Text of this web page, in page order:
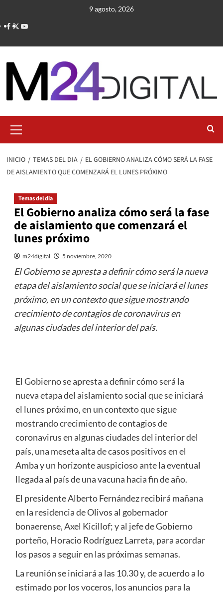
contenido
9 agosto, 2026
primario
INICIO TEMAS DEL DIA
EL GOBIERNO ANALIZA CÓMO SERÁ LA FASE
DE AISLAMIENTO QUE COMENZARÁ EL LUNES PRÓXIMO
Temas del dia
El Gobierno analiza cómo será la fase
de aislamiento que comenzará el
lunes próximo
m24digital 5 noviembre, 2020
El Gobierno se apresta a definir cómo será la nueva
etapa del aislamiento social que se iniciará el lunes
próximo, en un contexto que sigue mostrando
crecimiento de contagios de coronavirus en
algunas ciudades del interior del país.
El Gobierno se apresta a definir cómo será la
nueva etapa del aislamiento social que se iniciará
el lunes próximo, en un contexto que sigue
mostrando crecimiento de contagios de
coronavirus en algunas ciudades del interior del
país, una meseta alta de casos positivos en el
Amba y un horizonte auspicioso ante la eventual
llegada al país de una vacuna hacia fin de año.
El presidente Alberto Fernández recibirá mañana
en la residencia de Olivos al gobernador
bonaerense, Axel Kicillof; y al jefe de Gobierno
porteño, Horacio Rodríguez Larreta, para acordar
los pasos a seguir en las próximas semanas.
La reunión se iniciará a las 10.30 y, de acuerdo a lo
estimado por los voceros, los anuncios para la